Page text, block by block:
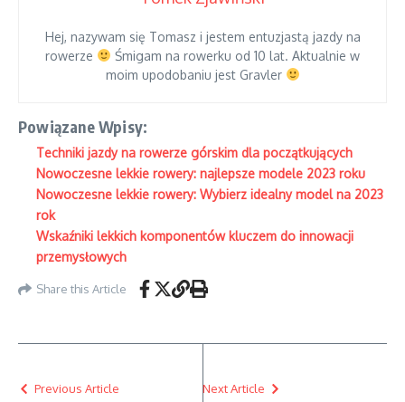
Hej, nazywam się Tomasz i jestem entuzjastą jazdy na
rowerze
Śmigam na rowerku od 10 lat. Aktualnie w
moim upodobaniu jest Gravler
Powiązane Wpisy:
Techniki jazdy na rowerze górskim dla początkujących
Nowoczesne lekkie rowery: najlepsze modele 2023 roku
Nowoczesne lekkie rowery: Wybierz idealny model na 2023
rok
Wskaźniki lekkich komponentów kluczem do innowacji
przemysłowych
Share this Article
Previous Article Next Article